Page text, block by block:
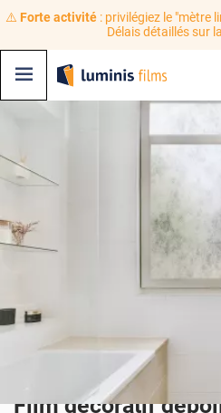
⚠️ Forte activité: privilégiez le "mètre
Délais détaillés sur
Film décoratif